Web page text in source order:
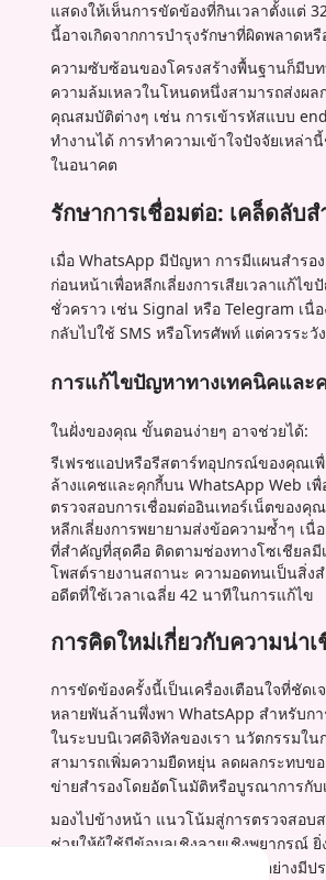
แสดงให้เห็นการขัดข้องที่กินเวลาตั้งแต่
นี้อาจเกิดจากการบำรุงรักษาที่ผิดพลาดห
ความซับซ้อนของโครงสร้างพื้นฐานก็มีบ
ความล้มเหลวในโหนดหนึ่งสามารถส่งผล
คุณสมบัติต่างๆ เช่น การเข้ารหัสแบบ
ทำงานได้ การทำความเข้าใจปัจจัยเหล่
ในอนาคต
รักษาการเชื่อมต่อ: เคล็ดลับ
เมื่อ WhatsApp มีปัญหา การมีแผนสำรอ
ก่อนหน้าเพื่อหลีกเลี่ยงการเสียเวลาแก้ไ
ชั่วคราว เช่น Signal หรือ Telegram เ
กลับไปใช้ SMS หรือโทรศัพท์ แต่ควรระ
การแก้ไขปัญหาทางเทคนิคและ
ในฝั่งของคุณ ขั้นตอนง่ายๆ อาจช่วยได้:
รีเฟรชแอปหรือรีสตาร์ทอุปกรณ์ของคุณเ
ล้างแคชและคุกกี้บน WhatsApp Web เ
ตรวจสอบการเชื่อมต่ออินเทอร์เน็ตของ
หลีกเลี่ยงการพยายามส่งข้อความซ้ำๆ เนื่
ที่สำคัญที่สุดคือ ติดตามช่องทางโซเชียลมี
โพสต์รายงานสถานะ ความอดทนเป็นสิ่ง
อดีตที่ใช้เวลาเฉลี่ย 42 นาทีในการแก้ไข
การคิดใหม่เกี่ยวกับความน่า
การขัดข้องครั้งนี้เป็นเครื่องเตือนใจที่ชัด
หลายพันล้านพึ่งพา WhatsApp สำหรับก
ในระบบนิเวศดิจิทัลของเรา นวัตกรรมใ
สามารถเพิ่มความยืดหยุ่น ลดผลกระทบข
ข่ายสำรองโดยอัตโนมัติหรือบูรณาการกั
มองไปข้างหน้า แนวโน้มสู่การตรวจสอบ
ช่วยให้ผู้ใช้มีข้อมูลเชิงลายเชิงพยากรณ์
แข็งแกร่งขึ้นซึ่งกระจายโหลดได้อย่างมี